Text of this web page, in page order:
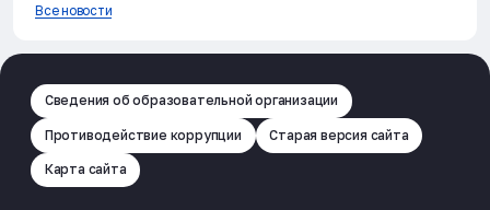
Все новости
Сведения об образовательной организации
Противодействие коррупции Старая версия сайта
Карта сайта